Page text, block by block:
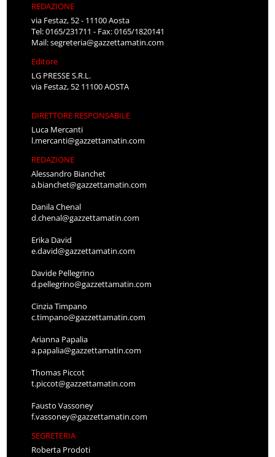
REDAZIONE
via Festaz, 52 - 11100 Aosta
Tel: 0165/231711 - Fax: 0165/1820141
Mail:segreteria@gazzettamatin.com
Editore
LG PRESSE S.R.L.
via Festaz, 52 11100 AOSTA
DIRETTORE RESPONSABILE
Luca Mercanti
l.mercanti@gazzettamatin.com
REDAZIONE
Alessandro Bianchet
a.bianchet@gazzettamatin.com
Danila Chenal
d.chenal@gazzettamatin.com
Erika David
e.david@gazzettamatin.com
Davide Pellegrino
d.pellegrino@gazzettamatin.com
Cinzia Timpano
c.timpano@gazzettamatin.com
Arianna Papalia
a.papalia@gazzettamatin.com
Thomas Piccot
t.piccot@gazzettamatin.com
Fausto Vassoney
f.vassoney@gazzettamatin.com
SEGRETERIA
Roberta Prodoti